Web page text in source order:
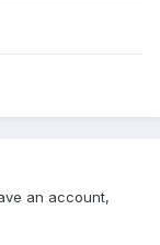
an account,